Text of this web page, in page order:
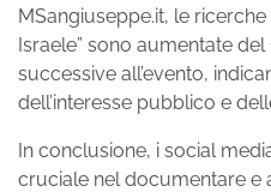
MSangiuseppe.it, le
Israele” sono aumentate
successive all’evento,
dell’interesse pubblico e
In conclusione, i social
cruciale nel documentare e